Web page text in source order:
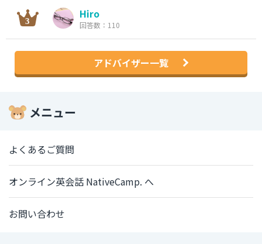
Hiro
回答数：110
アドバイザー一覧
メニュー
よくあるご質問
オンライン英会話 NativeCamp. へ
お問い合わせ